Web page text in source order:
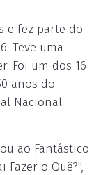
e fez parte do
Teve uma
Foi um dos 16
anos do
Nacional
ao Fantástico
Fazer o Quê?",